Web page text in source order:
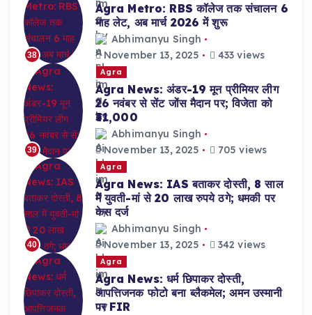
38
Agra Metro: RBS कॉलेज तक संचालन 6
माह लेट, अब मार्च 2026 में शुरू
Abhimanyu Singh
November 13, 2025
433 views
39
Agra
Agra News: अंडर-19 मून प्रीमियर लीग
26 नवंबर से सेंट जोंस मैदान पर; विजेता को
₹31,000
Abhimanyu Singh
November 13, 2025
705 views
40
Agra
Agra News: IAS बताकर दोस्ती, 8 साल
में युवती-मां से 20 लाख रुपये ठगे; धमकी पर
केस दर्ज
Abhimanyu Singh
November 13, 2025
342 views
Agra
Agra News: धर्म छिपाकर दोस्ती,
आपत्तिजनक फोटो बना ब्लैकमेल; अमन उस्मानी
पर FIR